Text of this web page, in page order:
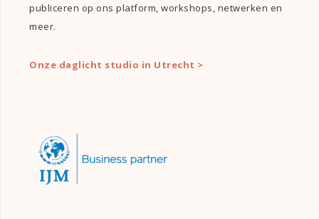
publiceren op ons platform, workshops, netwerken en
meer.
Onze daglicht studio in Utrecht >